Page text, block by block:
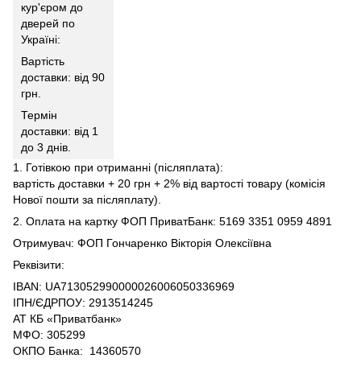
кур'єром до
дверей по
Україні:
Вартість
доставки: від 90
грн.
Термін
доставки: від 1
до 3 днів.
1. Готівкою при отриманні (післяплата):
вартість доставки + 20 грн + 2% від вартості товару (комісія
Нової пошти за післяплату).
2. Оплата на картку ФОП ПриватБанк: 5169 3351 0959 4891
Отримувач: ФОП Гончаренко Вікторія Олексіївна
Реквізити:
IBAN: UA713052990000026006050336969
ІПН/ЄДРПОУ: 2913514245
АТ КБ «Приватбанк»
МФО: 305299
ОКПО Банка: 14360570